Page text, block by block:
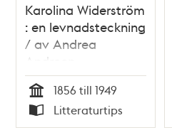
Karolina Widerström
: en levnadsteckning
/ av Andrea
Andreen
Tid
1856 till 1949
Typ
Litteraturtips